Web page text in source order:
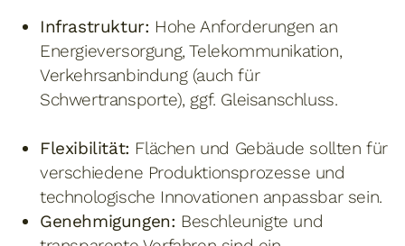
Infrastruktur: Hohe Anforderungen an
Energieversorgung, Telekommunikation,
Verkehrsanbindung (auch für
Schwertransporte), ggf. Gleisanschluss.
Flexibilität: Flächen und Gebäude sollten für
verschiedene Produktionsprozesse und
technologische Innovationen anpassbar sein.
Genehmigungen: Beschleunigte und